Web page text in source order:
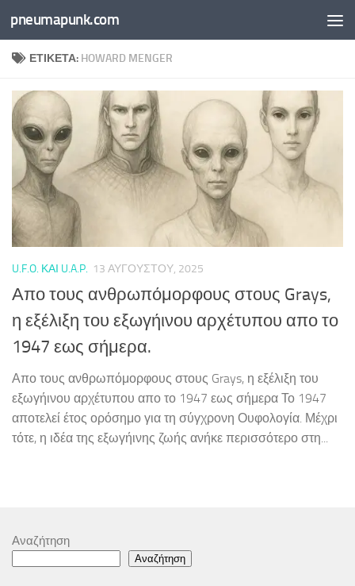
Skip to content
pneumapunk.com
ΕΤΙΚΈΤΑ: HOWARD MENGER
U.F.O. ΚΑΙ U.A.P. 13 ΑΥΓΟΎΣΤΟΥ, 2025
Απο τους ανθρωπόμορφους στους Grays,
η εξέλιξη του εξωγήινου αρχέτυπου απο το
1947 εως σήμερα.
Απο τους ανθρωπόμορφους στους Grays, η εξέλιξη του
εξωγήινου αρχέτυπου απο το 1947 εως σήμερα Το 1947
αποτελεί έτος ορόσημο για τη σύγχρονη Ουφολογία. Μέχρι
τότε, η ιδέα της εξωγήινης ζωής ανήκε περισσότερο στη...
Αναζήτηση
Αναζήτηση